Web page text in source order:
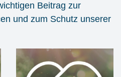
Beitrag zur
und zum Schutz unserer